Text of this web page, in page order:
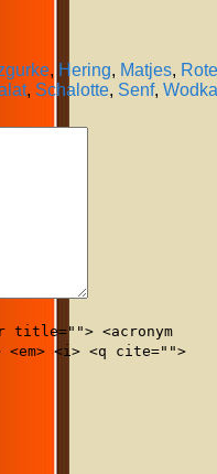
, Hering, Matjes, Rote
, Schalotte, Senf, Wodka
title=""> <acronym
<i> <q cite="">